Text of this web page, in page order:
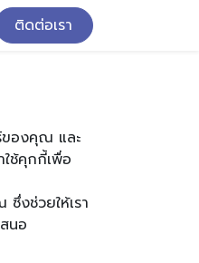
ติดต่อเรา
ของคุณ และ
ใช้คุกกี้เพื่อ
งช่วยให้เรา
นอ